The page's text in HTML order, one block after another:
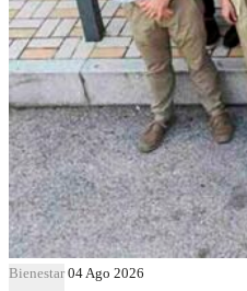
Bienestar 04 Ago 2026